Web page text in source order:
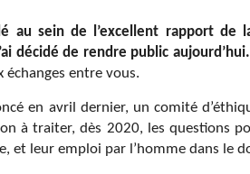
au sein de l’excellent rapport de
décidé de rendre public aujourd’hui.
entre vous.
en avril dernier, un comité
à traiter, dès 2020, les questions
et leur emploi par l’homme dans le